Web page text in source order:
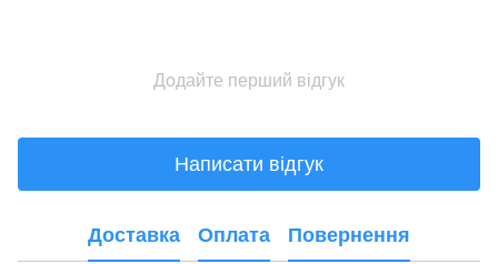
Додайте перший відгук
Написати відгук
Доставка Оплата Повернення